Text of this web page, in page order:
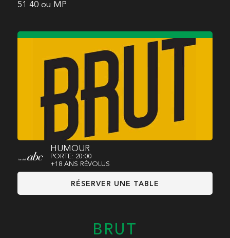
51 40 ou MP
HUMOUR
PORTE: 20:00
+18 ANS RÉVOLUS
RÉSERVER UNE TABLE
BRUT